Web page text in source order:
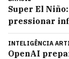
Super El
pressionar
INTELIGÊNCIA
OpenAI